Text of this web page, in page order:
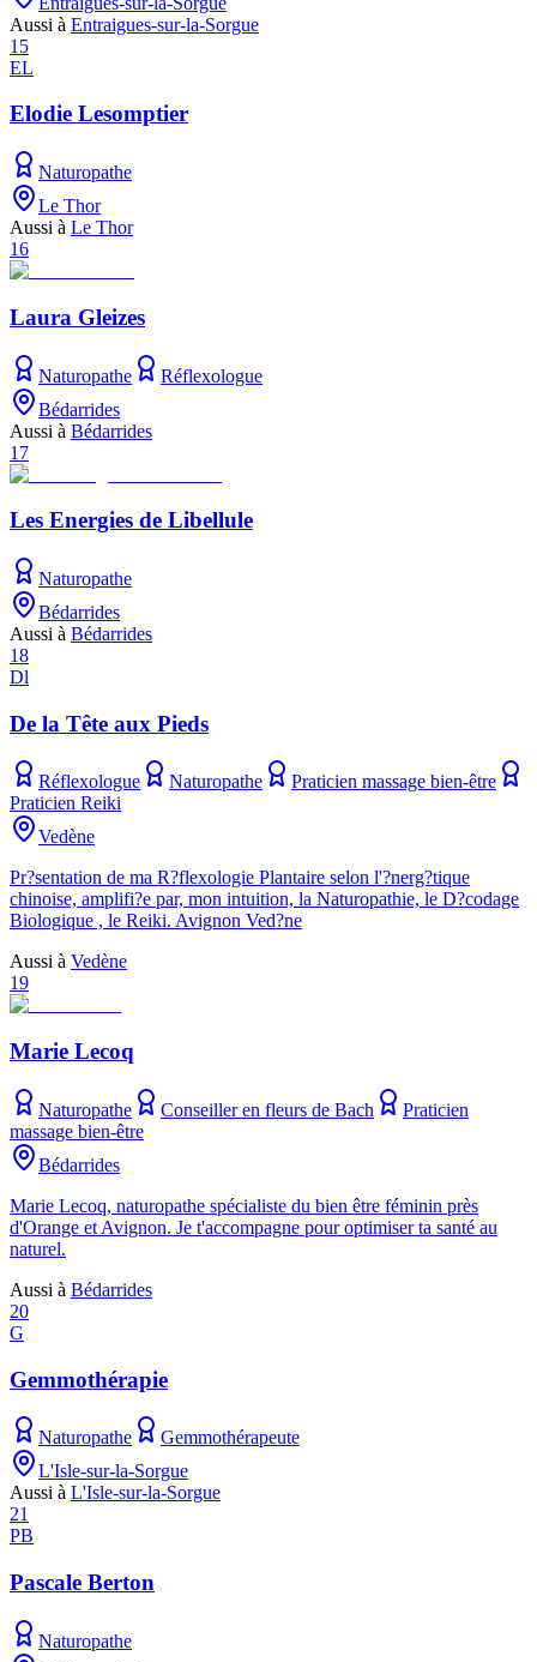
Aussi à Entraigues-sur-la-Sorgue
15
EL
Elodie Lesomptier
Naturopathe
Le Thor
Aussi à Le Thor
16
Laura Gleizes
Naturopathe
Réflexologue
Bédarrides
Aussi à Bédarrides
17
Les Energies de Libellule
Naturopathe
Bédarrides
Aussi à Bédarrides
18
Dl
De la Tête aux Pieds
Réflexologue Naturopathe
Praticien massage bien-être
Praticien Reiki
Vedène
Pr?sentation de ma R?flexologie Plantaire selon l'?nerg?tique
chinoise, amplifi?e par, mon intuition, la Naturopathie, le D?codage
Biologique , le Reiki. Avignon Ved?ne
Aussi à Vedène
19
Marie Lecoq
Naturopathe Conseiller en fleurs de Bach
Praticien
massage bien-être
Bédarrides
Marie Lecoq, naturopathe spécialiste du bien être féminin près
d'Orange et Avignon. Je t'accompagne pour optimiser ta santé au
naturel.
Aussi à Bédarrides
20
G
Gemmothérapie
Naturopathe
Gemmothérapeute
L'Isle-sur-la-Sorgue
Aussi à L'Isle-sur-la-Sorgue
21
PB
Pascale Berton
Naturopathe